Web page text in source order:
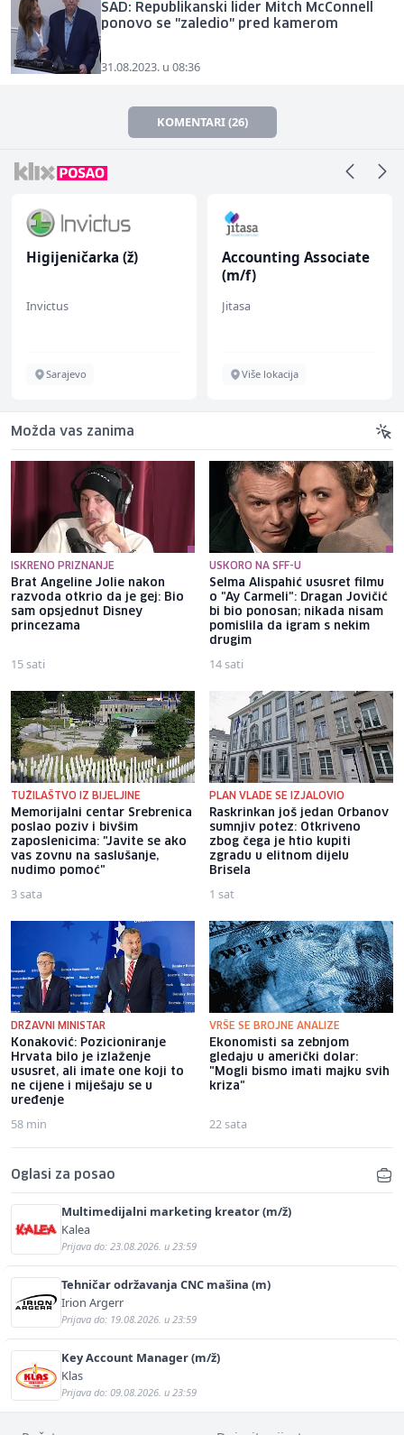
SAD: Republikanski lider Mitch McConnell
ponovo se "zaledio" pred kamerom
31.08.2023. u 08:36
KOMENTARI (26)
Higijeničarka (ž)
Invictus
Sarajevo
Accounting Associate
(m/f)
Jitasa
Više lokacija
Možda vas zanima
ISKRENO PRIZNANJE
Brat Angeline Jolie nakon
razvoda otkrio da je gej: Bio
sam opsjednut Disney
princezama
15 sati
USKORO NA SFF-U
Selma Alispahić ususret filmu
o "Ay Carmeli": Dragan Jovičić
bi bio ponosan; nikada nisam
pomislila da igram s nekim
drugim
14 sati
TUŽILAŠTVO IZ BIJELJINE
Memorijalni centar Srebrenica
poslao poziv i bivšim
zaposlenicima: "Javite se ako
vas zovnu na saslušanje,
nudimo pomoć"
3 sata
PLAN VLADE SE IZJALOVIO
Raskrinkan još jedan Orbanov
sumnjiv potez: Otkriveno
zbog čega je htio kupiti
zgradu u elitnom dijelu
Brisela
1 sat
DRŽAVNI MINISTAR
Konaković: Pozicioniranje
Hrvata bilo je izlaženje
ususret, ali imate one koji to
ne cijene i miješaju se u
uređenje
58 min
VRŠE SE BROJNE ANALIZE
Ekonomisti sa zebnjom
gledaju u američki dolar:
"Mogli bismo imati majku svih
kriza"
22 sata
Oglasi za posao
Multimedijalni marketing kreator (m/ž)
Kalea
Prijava do: 23.08.2026. u 23:59
Tehničar održavanja CNC mašina (m)
Irion Argerr
Prijava do: 19.08.2026. u 23:59
Key Account Manager (m/ž)
Klas
Prijava do: 09.08.2026. u 23:59